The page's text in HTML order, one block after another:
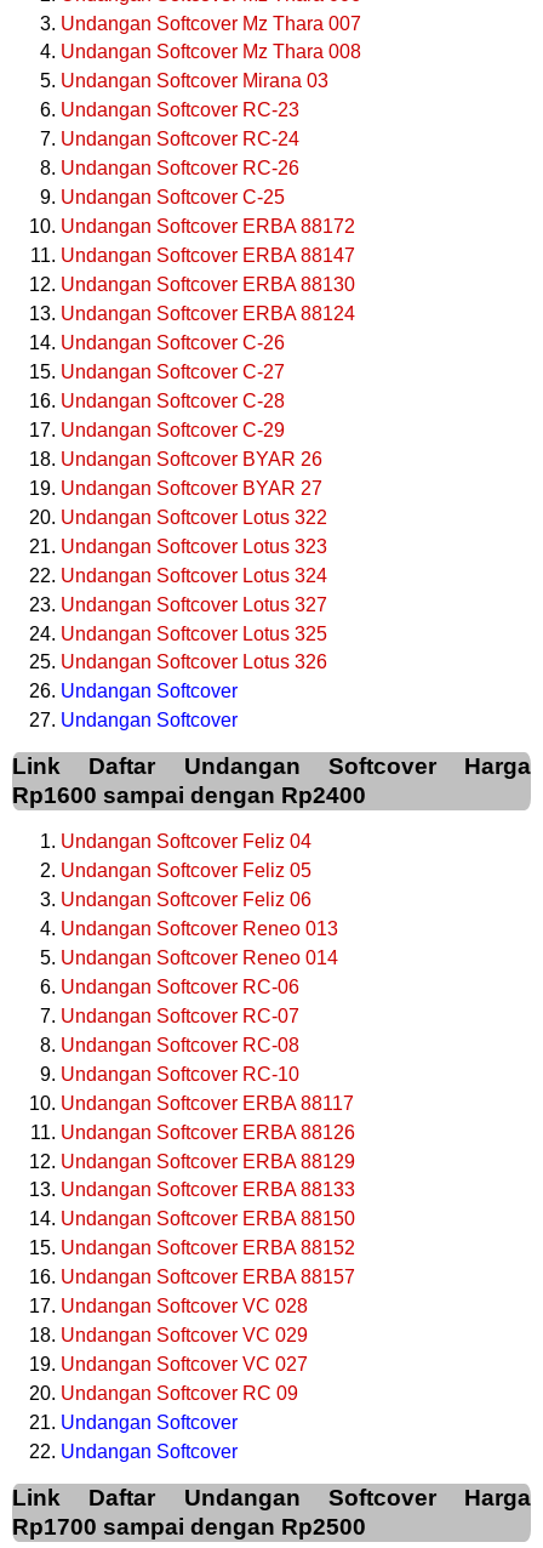
Undangan Softcover Mz Thara 007
Undangan Softcover Mz Thara 008
Undangan Softcover Mirana 03
Undangan Softcover RC-23
Undangan Softcover RC-24
Undangan Softcover RC-26
Undangan Softcover C-25
Undangan Softcover ERBA 88172
Undangan Softcover ERBA 88147
Undangan Softcover ERBA 88130
Undangan Softcover ERBA 88124
Undangan Softcover C-26
Undangan Softcover C-27
Undangan Softcover C-28
Undangan Softcover C-29
Undangan Softcover BYAR 26
Undangan Softcover BYAR 27
Undangan Softcover Lotus 322
Undangan Softcover Lotus 323
Undangan Softcover Lotus 324
Undangan Softcover Lotus 327
Undangan Softcover Lotus 325
Undangan Softcover Lotus 326
Undangan Softcover
Undangan Softcover
Link Daftar Undangan Softcover Harga
Rp1600 sampai dengan Rp2400
Undangan Softcover Feliz 04
Undangan Softcover Feliz 05
Undangan Softcover Feliz 06
Undangan Softcover Reneo 013
Undangan Softcover Reneo 014
Undangan Softcover RC-06
Undangan Softcover RC-07
Undangan Softcover RC-08
Undangan Softcover RC-10
Undangan Softcover ERBA 88117
Undangan Softcover ERBA 88126
Undangan Softcover ERBA 88129
Undangan Softcover ERBA 88133
Undangan Softcover ERBA 88150
Undangan Softcover ERBA 88152
Undangan Softcover ERBA 88157
Undangan Softcover VC 028
Undangan Softcover VC 029
Undangan Softcover VC 027
Undangan Softcover RC 09
Undangan Softcover
Undangan Softcover
Link Daftar Undangan Softcover Harga
Rp1700 sampai dengan Rp2500